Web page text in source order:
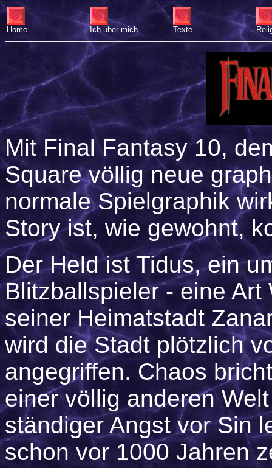
Home Ich über mich Texte
Mit Final Fantasy 10,
Square völlig neue
normale Spielgraphik
Story ist, wie gewohnt,
Der Held ist Tidus, ein
Blitzballspieler - eine
seiner Heimatstadt
wird die Stadt plötzlich
angegriffen. Chaos
einer völlig anderen
ständiger Angst vor Sin
schon vor 1000 Jahren